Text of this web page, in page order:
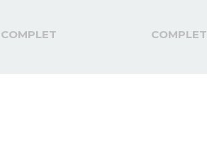
COMPLET COMPLET